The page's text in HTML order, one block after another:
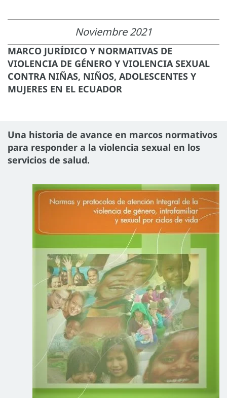
Noviembre 2021
MARCO JURÍDICO Y NORMATIVAS DE
VIOLENCIA DE GÉNERO Y VIOLENCIA SEXUAL
CONTRA NIÑAS, NIÑOS, ADOLESCENTES Y
MUJERES EN EL ECUADOR
Una historia de avance en marcos normativos
para responder a la violencia sexual en los
servicios de salud.